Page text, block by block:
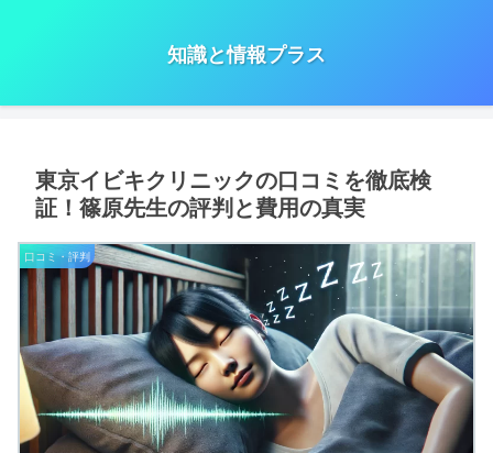
知識と情報プラス
東京イビキクリニックの口コミを徹底検
証！篠原先生の評判と費用の真実
口コミ・評判